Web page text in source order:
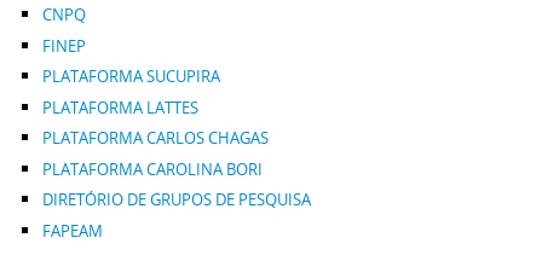
CNPQ
FINEP
PLATAFORMA SUCUPIRA
PLATAFORMA LATTES
PLATAFORMA CARLOS CHAGAS
PLATAFORMA CAROLINA BORI
DIRETÓRIO DE GRUPOS DE PESQUISA
FAPEAM